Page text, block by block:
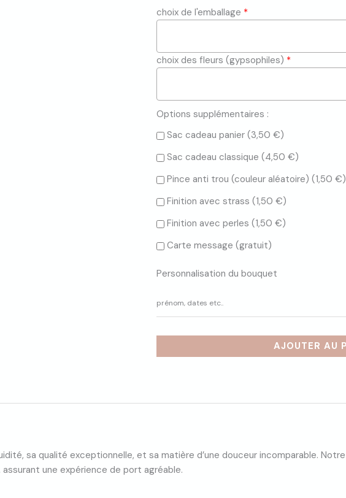
choix de l'emballage *
choix des fleurs (gypsophiles) *
Options supplémentaires :
Sac cadeau panier (3,50 €)
Sac cadeau classique (4,50 €)
Pince anti trou (couleur aléatoire) (1,50 €)
Finition avec strass (1,50 €)
Finition avec perles (1,50 €)
Carte message (gratuit)
Personnalisation du bouquet
prénom, dates etc..
AJOUTER AU
sa qualité exceptionnelle, et sa matière d’une douceur incomparable.
une expérience de port agréable.